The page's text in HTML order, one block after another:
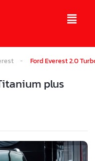
Ford Everest 2.0
plus